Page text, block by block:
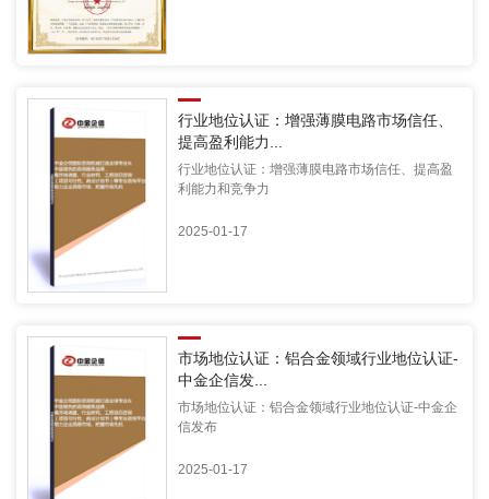
行业地位认证：增强薄膜电路市场信任、
提高盈利能力...
行业地位认证：增强薄膜电路市场信任、提高盈
利能力和竞争力
2025-01-17
市场地位认证：铝合金领域行业地位认证-
中金企信发...
市场地位认证：铝合金领域行业地位认证-中金企
信发布
2025-01-17